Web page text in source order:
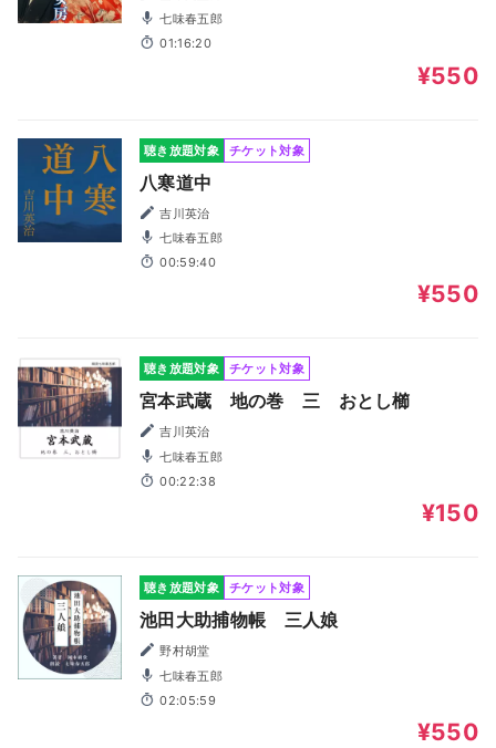
七味春五郎
01:16:20
¥550
聴き放題対象 チケット対象
八寒道中
吉川英治
七味春五郎
00:59:40
¥550
聴き放題対象 チケット対象
宮本武蔵 地の巻 三 おとし櫛
吉川英治
七味春五郎
00:22:38
¥150
聴き放題対象 チケット対象
池田大助捕物帳 三人娘
野村胡堂
七味春五郎
02:05:59
¥550